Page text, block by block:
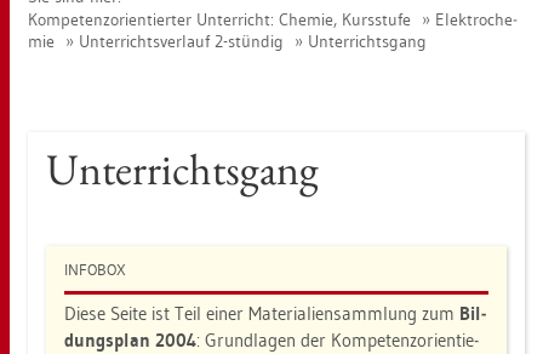
Kom­pe­tenz­ori­en­tier­ter Un­ter­richt: Che­mie, Kurs­stu­fe
Elek­tro­che­
mie
Un­ter­richts­ver­lauf 2-stün­dig Un­ter­richts­gang
Un­ter­richts­gang
IN­FO­BOX
Diese Seite ist Teil einer Ma­te­ria­li­en­samm­lung zum Bil­
dungs­plan 2004: Grund­la­gen der Kom­pe­tenz­ori­en­tie­